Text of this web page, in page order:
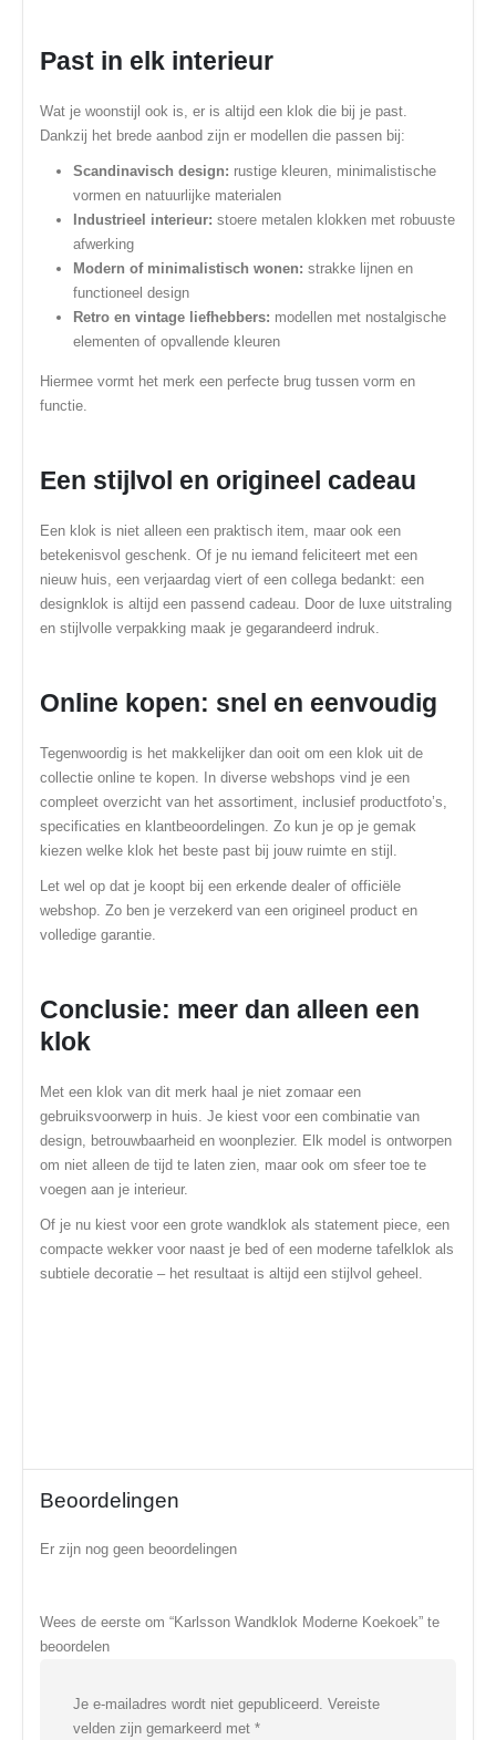
Past in elk interieur
Wat je woonstijl ook is, er is altijd een klok die bij je past.
Dankzij het brede aanbod zijn er modellen die passen bij:
Scandinavisch design: rustige kleuren, minimalistische
vormen en natuurlijke materialen
Industrieel interieur: stoere metalen klokken met robuuste
afwerking
Modern of minimalistisch wonen: strakke lijnen en
functioneel design
Retro en vintage liefhebbers: modellen met nostalgische
elementen of opvallende kleuren
Hiermee vormt het merk een perfecte brug tussen vorm en
functie.
Een stijlvol en origineel cadeau
Een klok is niet alleen een praktisch item, maar ook een
betekenisvol geschenk. Of je nu iemand feliciteert met een
nieuw huis, een verjaardag viert of een collega bedankt: een
designklok is altijd een passend cadeau. Door de luxe uitstraling
en stijlvolle verpakking maak je gegarandeerd indruk.
Online kopen: snel en eenvoudig
Tegenwoordig is het makkelijker dan ooit om een klok uit de
collectie online te kopen. In diverse webshops vind je een
compleet overzicht van het assortiment, inclusief productfoto’s,
specificaties en klantbeoordelingen. Zo kun je op je gemak
kiezen welke klok het beste past bij jouw ruimte en stijl.
Let wel op dat je koopt bij een erkende dealer of officiële
webshop. Zo ben je verzekerd van een origineel product en
volledige garantie.
Conclusie: meer dan alleen een
klok
Met een klok van dit merk haal je niet zomaar een
gebruiksvoorwerp in huis. Je kiest voor een combinatie van
design, betrouwbaarheid en woonplezier. Elk model is ontworpen
om niet alleen de tijd te laten zien, maar ook om sfeer toe te
voegen aan je interieur.
Of je nu kiest voor een grote wandklok als statement piece, een
compacte wekker voor naast je bed of een moderne tafelklok als
subtiele decoratie – het resultaat is altijd een stijlvol geheel.
Beoordelingen
Er zijn nog geen beoordelingen
Wees de eerste om “Karlsson Wandklok Moderne Koekoek” te
beoordelen
Je e-mailadres wordt niet gepubliceerd. Vereiste
velden zijn gemarkeerd met *